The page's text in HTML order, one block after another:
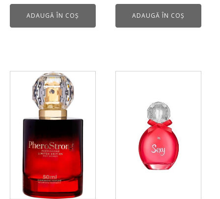
ADAUGĂ ÎN COȘ
inițial
curent
este:
ADAUGĂ ÎN COȘ